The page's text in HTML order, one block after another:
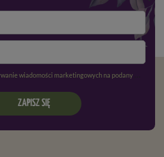
na podany adres e-mail oraz przetwarzanie danych osobowych zgodnie z
ZAPISZ SIĘ